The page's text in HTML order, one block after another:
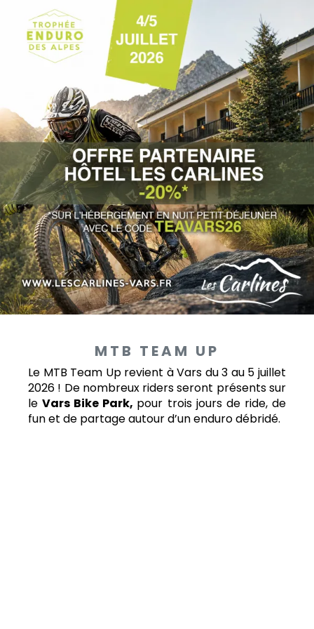
MTB TEAM UP
Le MTB Team Up revient à Vars du 3 au 5 juillet
2026 ! De nombreux riders seront présents sur
leVars Bike Park, pour trois jours de ride, de
fun et de partage autour d’un enduro débridé.